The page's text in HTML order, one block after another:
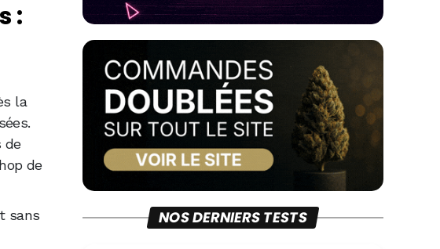
:
la
de
de
sans
NOS DERNIERS TESTS